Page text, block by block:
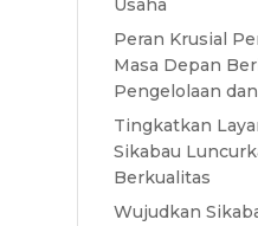
Usaha
Peran Krusial
Masa Depan
Pengelolaan
Tingkatkan
Sikabau
Berkualitas
Wujudkan